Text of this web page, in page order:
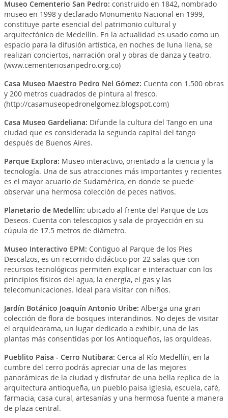
Museo Cementerio San Pedro: construido en 1842, nombrado
museo en 1998 y declarado Monumento Nacional en 1999,
constituye parte esencial del patrimonio cultural y
arquitectónico de Medellín. En la actualidad es usado como un
espacio para la difusión artística, en noches de luna llena, se
realizan conciertos, narración oral y obras de danza y teatro.
(www.cementeriosanpedro.org.co)
Casa Museo Maestro Pedro Nel Gómez: Cuenta con 1.500 obras
y 200 metros cuadrados de pintura al fresco.
(http://casamuseopedronelgomez.blogspot.com)
Casa Museo Gardeliana: Difunde la cultura del Tango en una
ciudad que es considerada la segunda capital del tango
después de Buenos Aires.
Parque Explora: Museo interactivo, orientado a la ciencia y la
tecnología. Una de sus atracciones más importantes y recientes
es el mayor acuario de Sudamérica, en donde se puede
observar una hermosa colección de peces nativos.
Planetario de Medellín: ubicado al frente del Parque de Los
Deseos. Cuenta con telescopios y sala de proyección en su
cúpula de 17.5 metros de diámetro.
Museo Interactivo EPM: Contiguo al Parque de los Pies
Descalzos, es un recorrido didáctico por 22 salas que con
recursos tecnológicos permiten explicar e interactuar con los
principios físicos del agua, la energía, el gas y las
telecomunicaciones. Ideal para visitar con niños.
Jardín Botánico Joaquín Antonio Uribe: Alberga una gran
colección de flora de bosques interandinos. No dejes de visitar
el orquideorama, un lugar dedicado a exhibir, una de las
plantas más consentidas por los Antioqueños, las orquídeas.
Pueblito Paisa - Cerro Nutibara: Cerca al Río Medellín, en la
cumbre del cerro podrás apreciar una de las mejores
panorámicas de la ciudad y disfrutar de una bella replica de la
arquitectura antioqueña, un pueblo paisa iglesia, escuela, café,
farmacia, casa cural, artesanías y una hermosa fuente a manera
de plaza central.